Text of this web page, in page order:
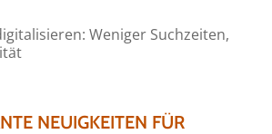
Weniger Suchzeiten,
NEUIGKEITEN FÜR